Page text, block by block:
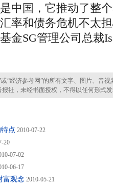
中国，它推动了整
率和债务危机不太
金SG管理公司总裁
经济参考网”的所有文字、图片、音视
社，未经书面授权，不得以任何形式
点 2010-07-22
20
07-02
06-17
富观念 2010-05-21